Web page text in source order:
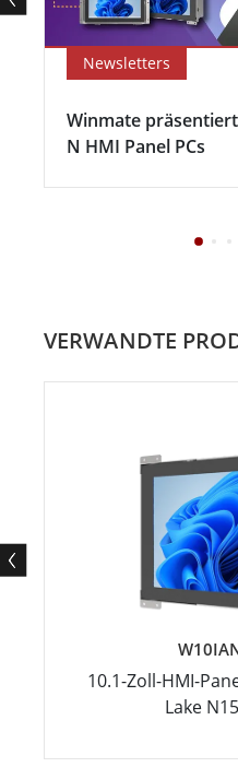
Newsletters
Winmate präsentiert
N HMI Panel PCs
VERWANDTE
10.1-Zoll-HMI-
Lake